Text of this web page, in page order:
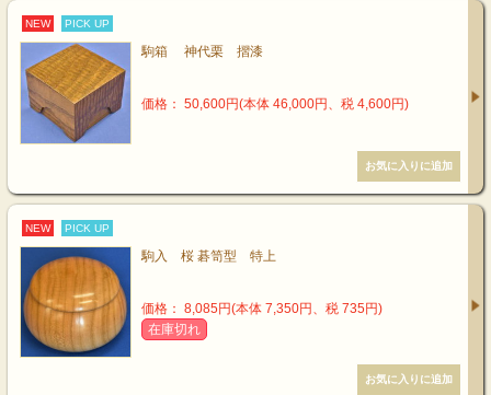
NEW PICK UP
駒箱 神代栗 摺漆
価格： 50,600円(本体 46,000円、税 4,600円)
NEW PICK UP
駒入 桜 碁笥型 特上
価格： 8,085円(本体 7,350円、税 735円)
在庫切れ